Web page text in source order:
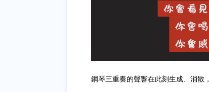
鋼琴三重奏的聲響在此刻生成、消散，